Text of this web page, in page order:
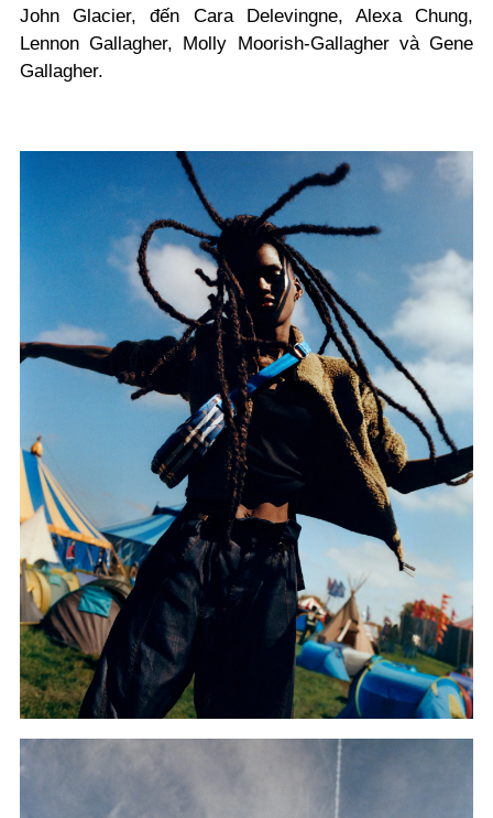
John Glacier, đến Cara Delevingne, Alexa Chung,
Lennon Gallagher, Molly Moorish-Gallagher và Gene
Gallagher.